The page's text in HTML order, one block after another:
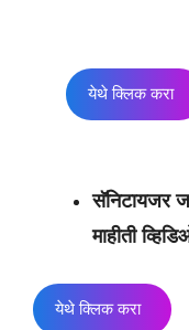
येथे क्लिक करा
सॅनिटायजर
माहीती
येथे क्लिक करा